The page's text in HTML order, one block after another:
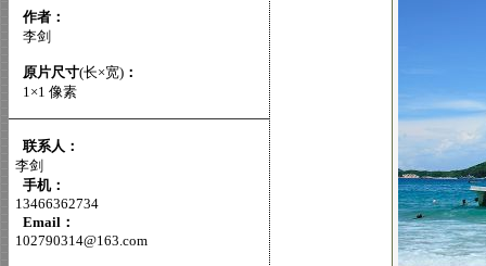
作者：
李剑
原片尺寸(长×宽) ：
1×1 像素
联系人：
李剑
手机：
13466362734
Email：
102790314@163.com